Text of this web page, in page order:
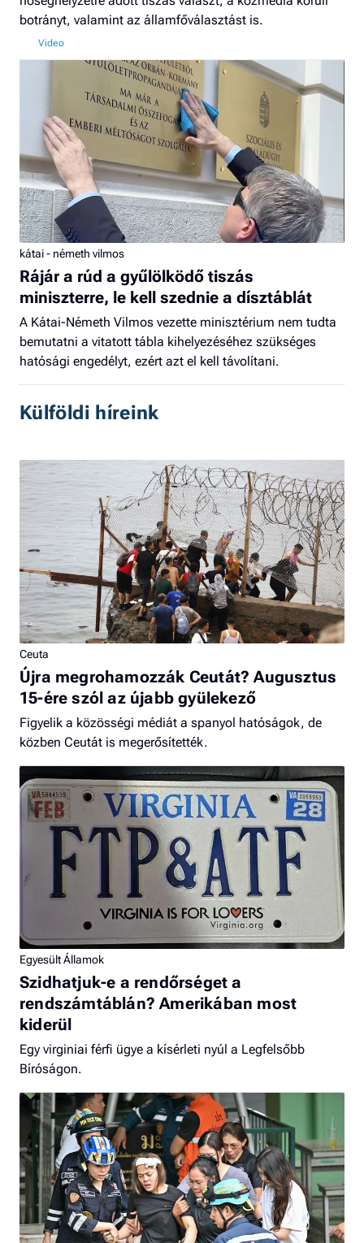
botrányt, valamint az államfőválasztást is.
kátai - németh vilmos
Rájár a rúd a gyűlölködő tiszás
miniszterre, le kell szednie a dísztáblát
A Kátai-Németh Vilmos vezette minisztérium nem tudta
bemutatni a vitatott tábla kihelyezéséhez szükséges
hatósági engedélyt, ezért azt el kell távolítani.
Külföldi híreink
Ceuta
Újra megrohamozzák Ceutát? Augusztus
15-ére szól az újabb gyülekező
Figyelik a közösségi médiát a spanyol hatóságok, de
közben Ceutát is megerősítették.
Egyesült Államok
Szidhatjuk-e a rendőrséget a
rendszámtáblán? Amerikában most
kiderül
Egy virginiai férfi ügye a kísérleti nyúl a Legfelsőbb
Bíróságon.